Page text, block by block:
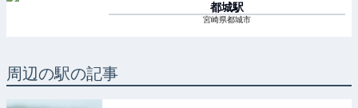
都城駅
宮崎県都城市
周辺の駅の記事